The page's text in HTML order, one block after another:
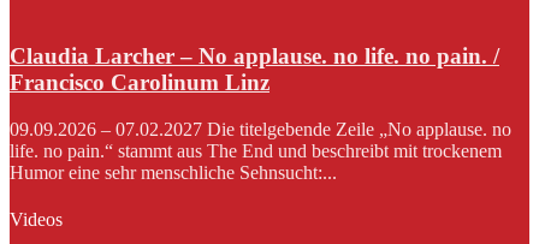
Claudia Larcher – No applause. no life. no pain. /
Francisco Carolinum Linz
09.09.2026 – 07.02.2027 Die titelgebende Zeile „No applause. no
life. no pain.“ stammt aus The End und beschreibt mit trockenem
Humor eine sehr menschliche Sehnsucht:...
Videos